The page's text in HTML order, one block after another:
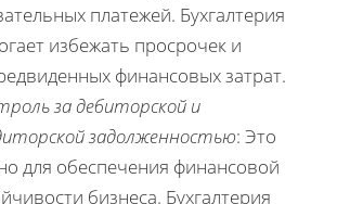
платежей. Бухгалтерия
избежать просрочек и
финансовых затрат.
за дебиторской и
задолженностью: Это
для обеспечения финансовой
бизнеса. Бухгалтерия